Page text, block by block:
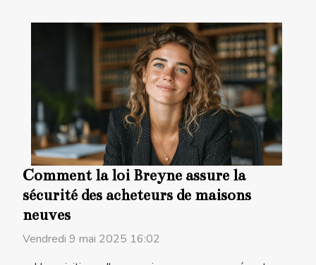
Comment la loi Breyne assure la
sécurité des acheteurs de maisons
neuves
Vendredi 9 mai 2025 16:02